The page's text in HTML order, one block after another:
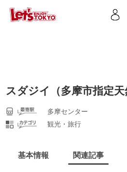
スダジイ（多摩市指定天
多摩センター
観光・旅行
基本情報 関連記事